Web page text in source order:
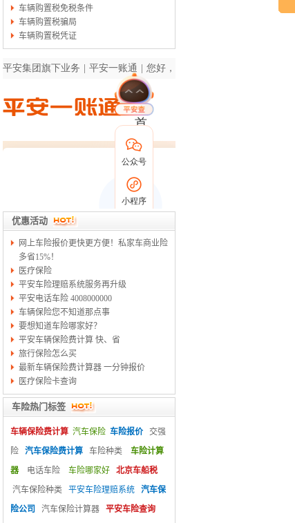
车辆购置税免税条件
车辆购置税骗局
车辆购置税凭证
优惠活动
网上车险报价更快更方便！私家车商业险
多省15%！
医疗保险
平安车险理赔系统服务再升级
平安电话车险 4008000000
车辆保险您不知道那点事
要想知道车险哪家好？
平安车辆保险费计算 快、省
旅行保险怎么买
最新车辆保险费计算器 一分钟报价
医疗保险卡查询
车险热门标签
车辆保险费计算 汽车保险 车险报价
交强
险
汽车保险费计算 车险种类
车险计算
器
电话车险 车险哪家好
北京车船税
汽车保险种类
平安车险理赔系统
汽车保
险公司
汽车保险计算器
平安车险查询